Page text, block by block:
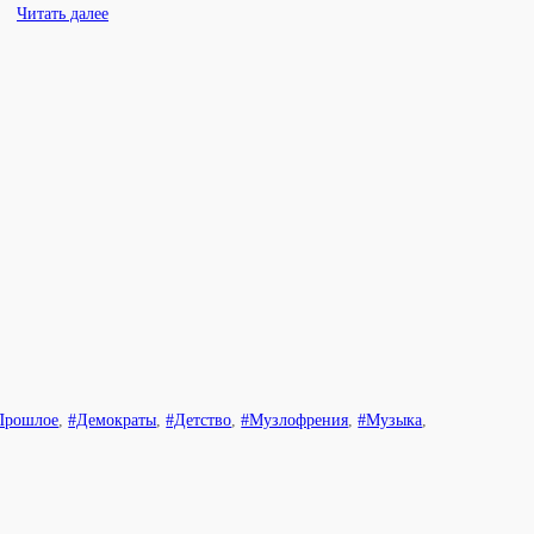
Читать далее
,#Демократы ,#Детство ,#Музлофрения ,#Музыка